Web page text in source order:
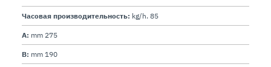
Часовая производительность: kg/h. 85
A: mm 275
B: mm 190